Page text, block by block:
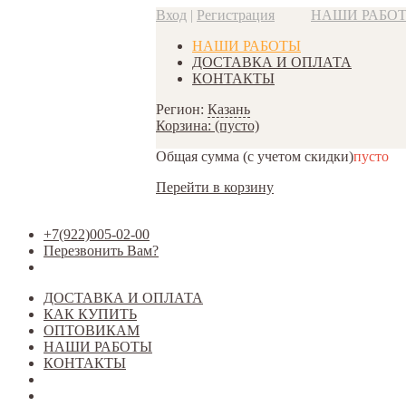
Вход | Регистрация НАШИ
НАШИ РАБОТЫ
ДОСТАВКА И ОПЛАТА
КОНТАКТЫ
Регион: Казань
Корзина: (пусто)
Общая сумма (с учетом скидки)пусто
Перейти в корзину
+7(922)005-02-00
Перезвонить Вам?
ДОСТАВКА И ОПЛАТА
КАК КУПИТЬ
ОПТОВИКАМ
НАШИ РАБОТЫ
КОНТАКТЫ